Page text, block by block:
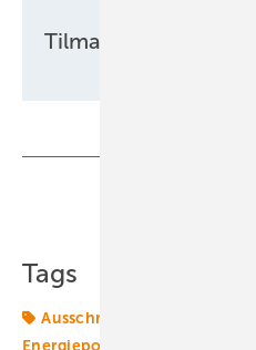
Tilman Weber
Tags
Ausschreibungen
Energiepolitik